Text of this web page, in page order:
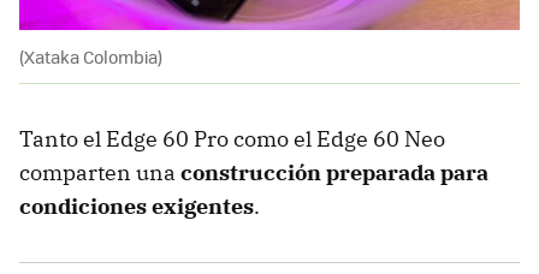
(Xataka Colombia)
Tanto el Edge 60 Pro como el Edge 60 Neo
comparten una construcción preparada para
condiciones exigentes.